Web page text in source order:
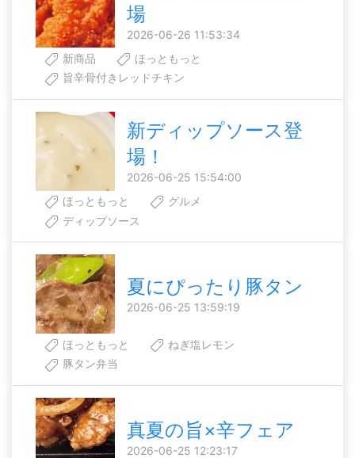
場
2026-06-26 11:53:34
新商品
ほっともっと
旨辛骨付きレッドチキン
新ディップソース登
場！
2026-06-25 15:54:00
ほっともっと
グルメ
ディップソース
夏にぴったり豚タン
2026-06-25 13:59:19
ほっともっと
ねぎ塩レモン
豚タン弁当
真夏の旨×辛フェア
2026-06-25 12:23:17